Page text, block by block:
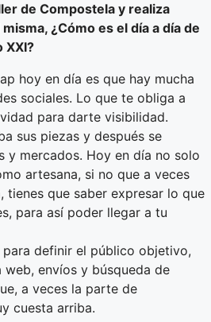
de Compostela y realiza
¿Cómo es el día a día de
XXI?
hoy en día es que hay mucha
sociales. Lo que te obliga a
para darte visibilidad.
sus piezas y después se
y mercados. Hoy en día no solo
artesana, si no que a veces
tienes que saber expresar lo que
para así poder llegar a tu
definir el público objetivo,
envíos y búsqueda de
a veces la parte de
cuesta arriba.